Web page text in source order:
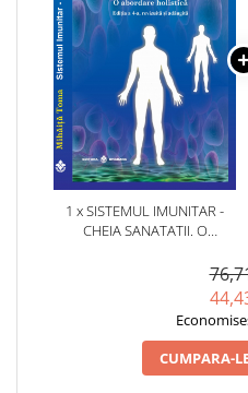
1 x SISTEMUL IMUNITAR -
CHEIA SANATATII. O
A 4-A, REVIZUITA SI ADAUGITA
CUMPARA-